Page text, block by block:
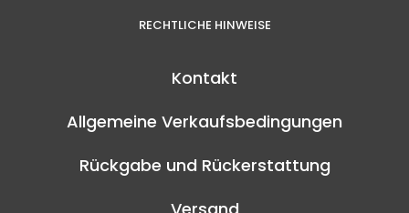
RECHTLICHE HINWEISE
Kontakt
Allgemeine Verkaufsbedingungen
Rückgabe und Rückerstattung